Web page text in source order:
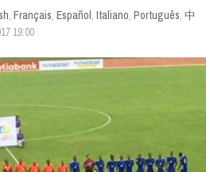
, Français, Español, Italiano, Português, 中
19:00